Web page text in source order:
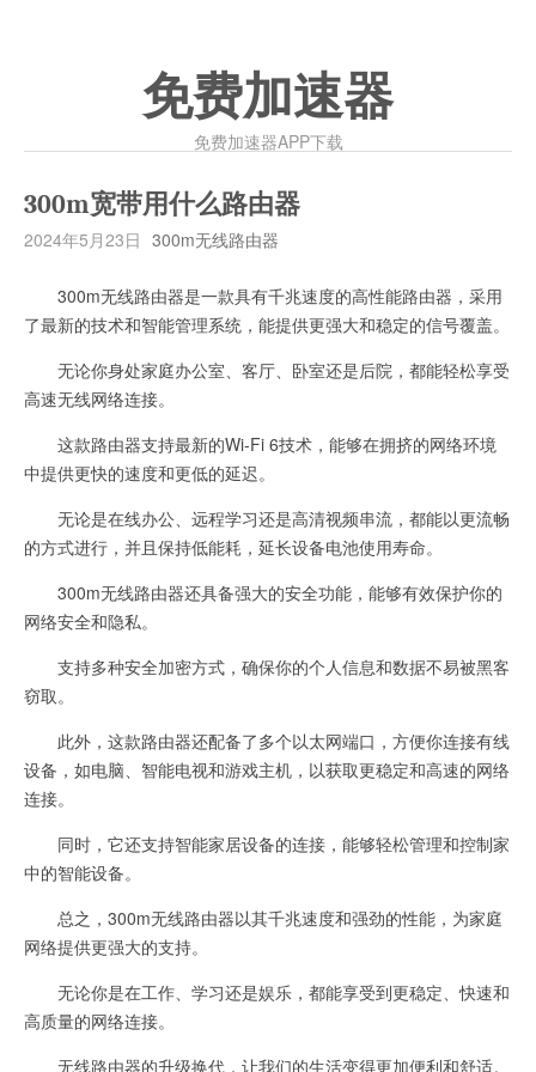
免费加速器
免费加速器APP下载
300m宽带用什么路由器
2024年5月23日 300m无线路由器
300m无线路由器是一款具有千兆速度的高性能路由器，采用
了最新的技术和智能管理系统，能提供更强大和稳定的信号覆盖。
无论你身处家庭办公室、客厅、卧室还是后院，都能轻松享受
高速无线网络连接。
这款路由器支持最新的Wi-Fi 6技术，能够在拥挤的网络环境
中提供更快的速度和更低的延迟。
无论是在线办公、远程学习还是高清视频串流，都能以更流畅
的方式进行，并且保持低能耗，延长设备电池使用寿命。
300m无线路由器还具备强大的安全功能，能够有效保护你的
网络安全和隐私。
支持多种安全加密方式，确保你的个人信息和数据不易被黑客
窃取。
此外，这款路由器还配备了多个以太网端口，方便你连接有线
设备，如电脑、智能电视和游戏主机，以获取更稳定和高速的网络
连接。
同时，它还支持智能家居设备的连接，能够轻松管理和控制家
中的智能设备。
总之，300m无线路由器以其千兆速度和强劲的性能，为家庭
网络提供更强大的支持。
无论你是在工作、学习还是娱乐，都能享受到更稳定、快速和
高质量的网络连接。
无线路由器的升级换代，让我们的生活变得更加便利和舒适。